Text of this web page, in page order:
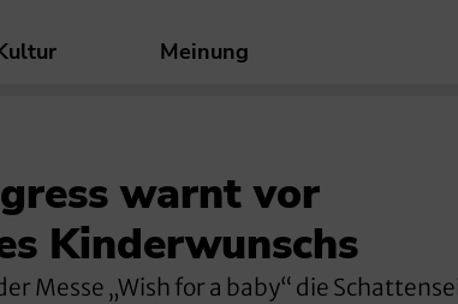
Meinung
warnt vor
Kinderwunschs
Messe „Wish for a baby“ die